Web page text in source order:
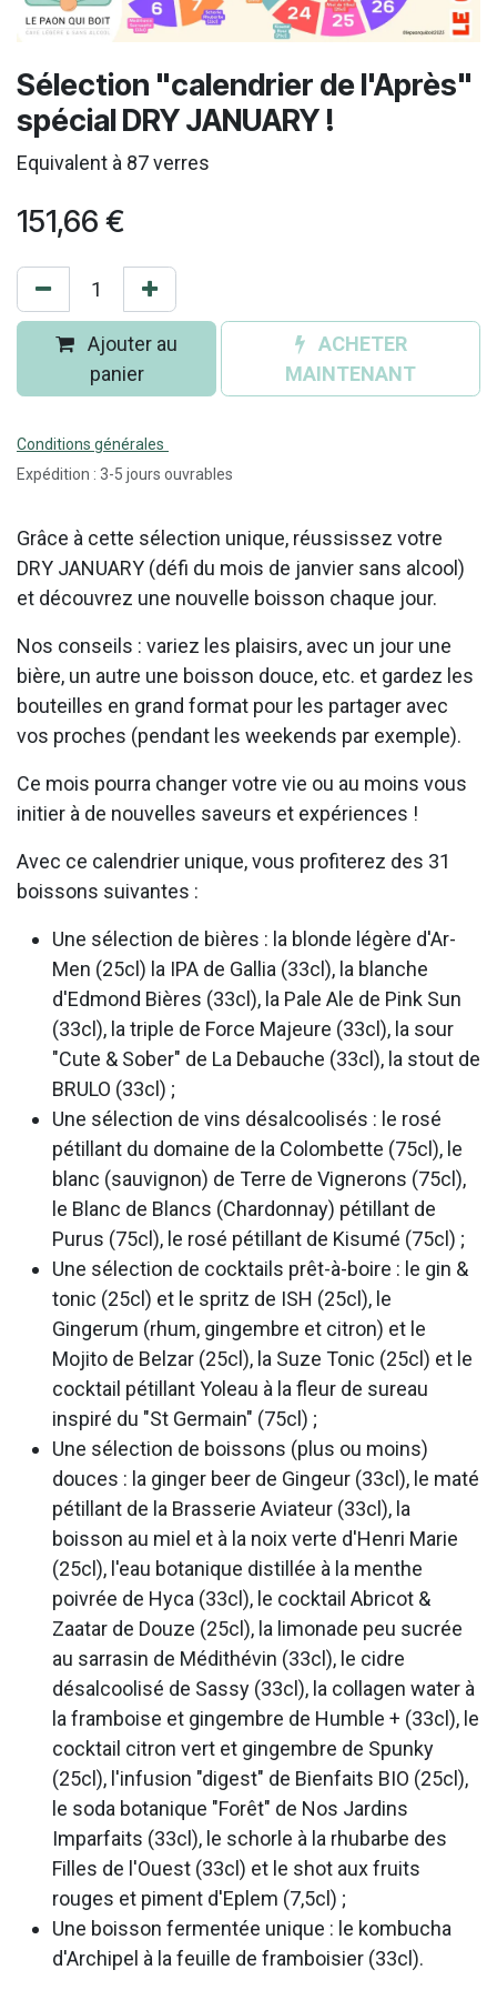
Sélection "calendrier de l'Après"
spécial DRY JANUARY !
Equivalent à 87 verres
151,66 €
Ajouter au
panier
ACHETER
MAINTENANT
Conditions générales
Expédition : 3-5 jours ouvrables
Grâce à cette sélection unique, réussissez votre
DRY JANUARY (défi du mois de janvier sans alcool)
et découvrez une nouvelle boisson chaque jour.
Nos conseils : variez les plaisirs, avec un jour une
bière, un autre une boisson douce, etc. et gardez les
bouteilles en grand format pour les partager avec
vos proches (pendant les weekends par exemple).
Ce mois pourra changer votre vie ou au moins vous
initier à de nouvelles saveurs et expériences !
Avec ce calendrier unique, vous profiterez des 31
boissons suivantes :
Une sélection de bières : la blonde légère d'Ar-
Men (25cl) la IPA de Gallia (33cl), la blanche
d'Edmond Bières (33cl), la Pale Ale de Pink Sun
(33cl), la triple de Force Majeure (33cl), la sour
"Cute & Sober" de La Debauche (33cl), la stout de
BRULO (33cl) ;
Une sélection de vins désalcoolisés : le rosé
pétillant du domaine de la Colombette (75cl), le
blanc (sauvignon) de Terre de Vignerons (75cl),
le Blanc de Blancs (Chardonnay) pétillant de
Purus (75cl), le rosé pétillant de Kisumé (75cl) ;
Une sélection de cocktails prêt-à-boire : le gin &
tonic (25cl) et le spritz de ISH (25cl), le
Gingerum (rhum, gingembre et citron) et le
Mojito de Belzar (25cl), la Suze Tonic (25cl) et le
cocktail pétillant Yoleau à la fleur de sureau
inspiré du "St Germain" (75cl) ;
Une sélection de boissons (plus ou moins)
douces : la ginger beer de Gingeur (33cl), le maté
pétillant de la Brasserie Aviateur (33cl), la
boisson au miel et à la noix verte d'Henri Marie
(25cl), l'eau botanique distillée à la menthe
poivrée de Hyca (33cl), le cocktail Abricot &
Zaatar de Douze (25cl), la limonade peu sucrée
au sarrasin de Médithévin (33cl), le cidre
désalcoolisé de Sassy (33cl), la collagen water à
la framboise et gingembre de Humble + (33cl), le
cocktail citron vert et gingembre de Spunky
(25cl), l'infusion "digest" de Bienfaits BIO (25cl),
le soda botanique "Forêt" de Nos Jardins
Imparfaits (33cl), le schorle à la rhubarbe des
Filles de l'Ouest (33cl) et le shot aux fruits
rouges et piment d'Eplem (7,5cl) ;
Une boisson fermentée unique : le kombucha
d'Archipel à la feuille de framboisier (33cl).